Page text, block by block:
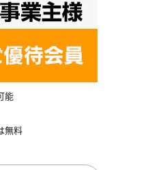
能
無料